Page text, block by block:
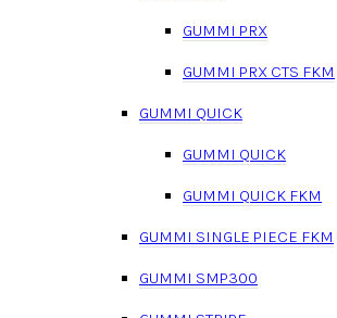
GUMMI PRX
GUMMI PRX CTS FKM
GUMMI QUICK
GUMMI QUICK
GUMMI QUICK FKM
GUMMI SINGLE PIECE FKM
GUMMI SMP300